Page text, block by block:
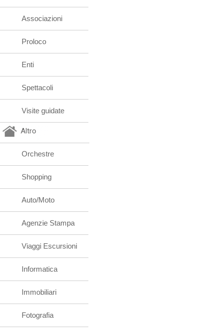
Associazioni
Proloco
Enti
Spettacoli
Visite guidate
Altro
Orchestre
Shopping
Auto/Moto
Agenzie Stampa
Viaggi Escursioni
Informatica
Immobiliari
Fotografia